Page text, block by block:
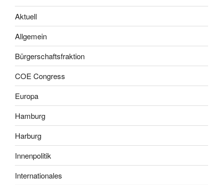
Aktuell
Allgemein
Bürgerschaftsfraktion
COE Congress
Europa
Hamburg
Harburg
Innenpolitik
Internationales